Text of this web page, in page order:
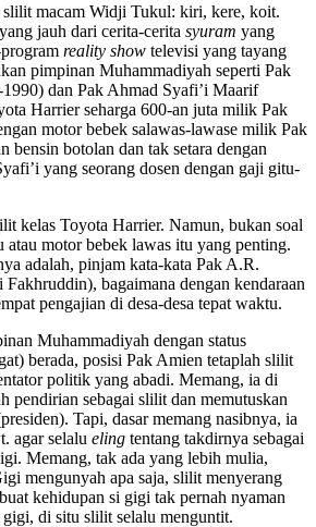
macam Widji Tukul: kiri, kere, koit.
jauh dari cerita-cerita syuram yang
reality show televisi yang tayang
pimpinan Muhammadiyah seperti Pak
dan Pak Ahmad Syafi’i Maarif
Harrier seharga 600-an juta milik Pak
motor bebek salawas-lawase milik Pak
bensin botolan dan tak setara dengan
yang seorang dosen dengan gaji gitu-
kelas Toyota Harrier. Namun, bukan soal
motor bebek lawas itu yang penting.
adalah, pinjam kata-kata Pak A.R.
bagaimana dengan kendaraan
pengajian di desa-desa tepat waktu.
Muhammadiyah dengan status
berada, posisi Pak Amien tetaplah slilit
politik yang abadi. Memang, ia di
pendirian sebagai slilit dan memutuskan
Tapi, dasar memang nasibnya, ia
agar selalu eling tentang takdirnya sebagai
Memang, tak ada yang lebih mulia,
mengunyah apa saja, slilit menyerang
kehidupan si gigi tak pernah nyaman
gigi, di situ slilit selalu menguntit.